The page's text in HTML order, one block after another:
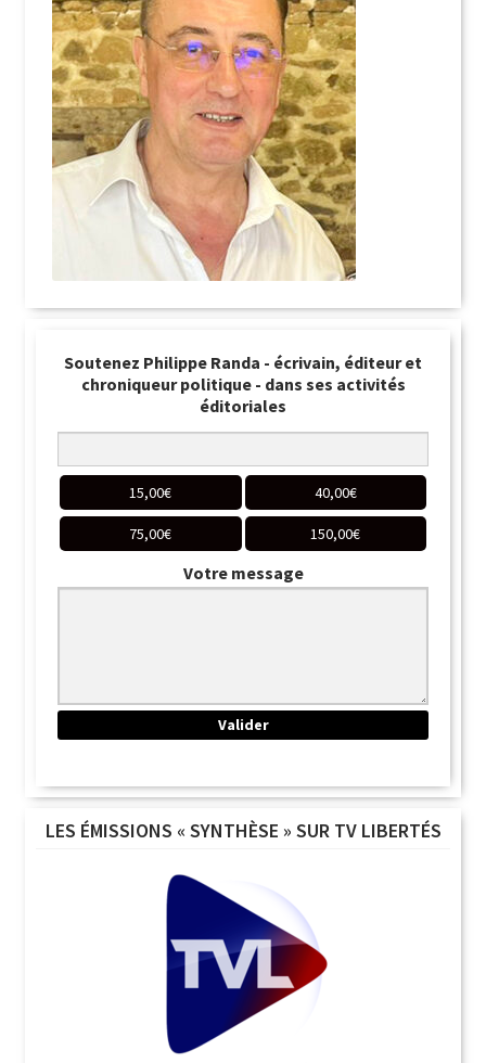
Soutenez Philippe Randa - écrivain, éditeur et
chroniqueur politique - dans ses activités
éditoriales
15,00€ 40,00€
75,00€ 150,00€
Votre message
LES ÉMISSIONS « SYNTHÈSE » SUR TV LIBERTÉS